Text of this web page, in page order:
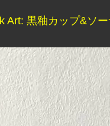
Art: 黒釉カップ&ソ